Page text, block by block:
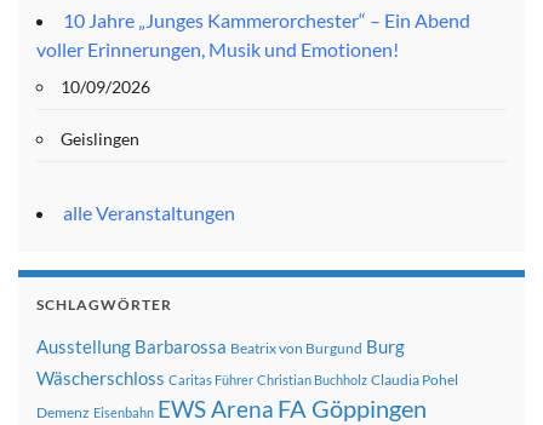
10 Jahre „Junges Kammerorchester“ – Ein Abend
voller Erinnerungen, Musik und Emotionen!
10/09/2026
Geislingen
alle Veranstaltungen
SCHLAGWÖRTER
Ausstellung Barbarossa Beatrix von Burgund Burg
Wäscherschloss Caritas Führer Christian Buchholz Claudia Pohel
Demenz Eisenbahn EWS Arena FA Göppingen